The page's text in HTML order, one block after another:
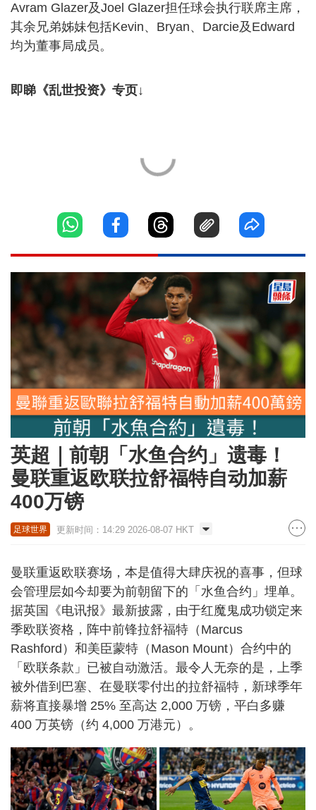
Avram Glazer及Joel Glazer担任球会执行联席主席，
其余兄弟姊妹包括Kevin、Bryan、Darcie及Edward
均为董事局成员。
即睇《乱世投资》专页↓
英超｜前朝「水鱼合约」遗毒！
曼联重返欧联拉舒福特自动加薪
400万镑
足球世界 更新时间：14:29 2026-08-07 HKT
曼联重返欧联赛场，本是值得大肆庆祝的喜事，但球
会管理层如今却要为前朝留下的「水鱼合约」埋单。
据英国《电讯报》最新披露，由于红魔鬼成功锁定来
季欧联资格，阵中前锋拉舒福特（Marcus
Rashford）和美臣蒙特（Mason Mount）合约中的
「欧联条款」已被自动激活。最令人无奈的是，上季
被外借到巴塞、在曼联零付出的拉舒福特，新球季年
薪将直接暴增 25% 至高达 2,000 万镑，平白多赚
400 万英镑（约 4,000 万港元）。